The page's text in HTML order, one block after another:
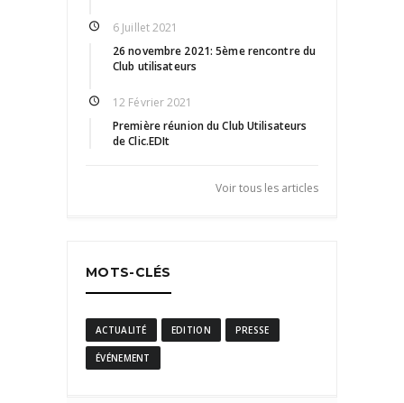
6 Juillet 2021
26 novembre 2021: 5ème rencontre du
Club utilisateurs
12 Février 2021
Première réunion du Club Utilisateurs
de Clic.EDIt
Voir tous les articles
MOTS-CLÉS
ACTUALITÉ EDITION PRESSE
ÉVÉNEMENT